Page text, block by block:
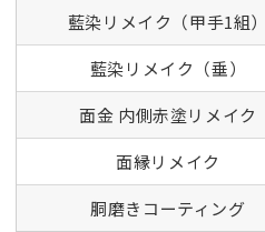
藍染リメイク（甲手1組）
藍染リメイク（垂）
面金 内側赤塗リメイク
面縁リメイク
胴磨きコーティング